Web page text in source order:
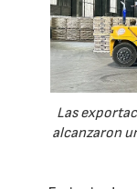
Las
alcanzaron